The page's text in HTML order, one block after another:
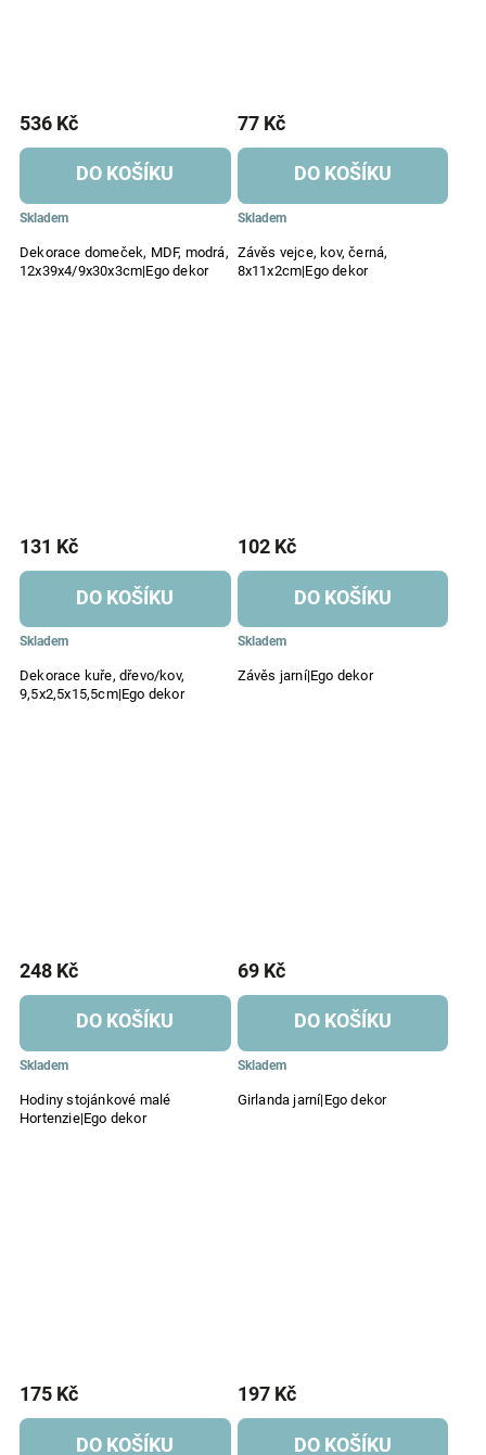
Dekorace domeček, MDF, modrá,
12x39x4/9x30x3cm|Ego dekor
Skladem
536 Kč
DO KOŠÍKU
Závěs vejce, kov, černá,
8x11x2cm|Ego dekor
Skladem
77 Kč
DO KOŠÍKU
Dekorace kuře, dřevo/kov,
9,5x2,5x15,5cm|Ego dekor
Skladem
131 Kč
DO KOŠÍKU
Závěs jarní|Ego dekor
Skladem
102 Kč
DO KOŠÍKU
Hodiny stojánkové malé
Hortenzie|Ego dekor
Skladem
248 Kč
DO KOŠÍKU
Girlanda jarní|Ego dekor
Skladem
69 Kč
DO KOŠÍKU
175 Kč
DO KOŠÍKU
197 Kč
DO KOŠÍKU